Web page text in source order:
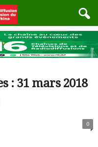
: 31 mars 2018
0